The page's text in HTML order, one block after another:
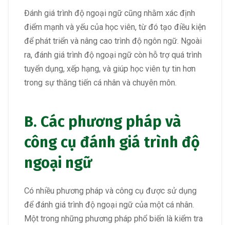
Đánh giá trình độ ngoại ngữ cũng nhằm xác định
điểm mạnh và yếu của học viên, từ đó tạo điều kiện
để phát triển và nâng cao trình độ ngôn ngữ. Ngoài
ra, đánh giá trình độ ngoại ngữ còn hỗ trợ quá trình
tuyển dụng, xếp hạng, và giúp học viên tự tin hơn
trong sự thăng tiến cá nhân và chuyên môn.
B. Các phương pháp và
công cụ đánh giá trình độ
ngoại ngữ
Có nhiều phương pháp và công cụ được sử dụng
để đánh giá trình độ ngoại ngữ của một cá nhân.
Một trong những phương pháp phổ biến là kiểm tra